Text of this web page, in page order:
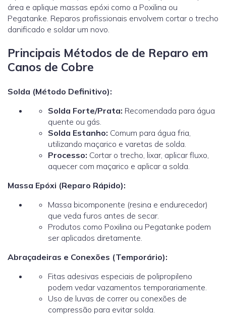
área e aplique massas epóxi como a Poxilina ou
Pegatanke. Reparos profissionais envolvem cortar o trecho
danificado e soldar um novo.
Principais Métodos de de Reparo em
Canos de Cobre
Solda (Método Definitivo):
Solda Forte/Prata: Recomendada para água
quente ou gás.
Solda Estanho: Comum para água fria,
utilizando maçarico e varetas de solda.
Processo: Cortar o trecho, lixar, aplicar fluxo,
aquecer com maçarico e aplicar a solda.
Massa Epóxi (Reparo Rápido):
Massa bicomponente (resina e endurecedor)
que veda furos antes de secar.
Produtos como Poxilina ou Pegatanke podem
ser aplicados diretamente.
Abraçadeiras e Conexões (Temporário):
Fitas adesivas especiais de polipropileno
podem vedar vazamentos temporariamente.
Uso de luvas de correr ou conexões de
compressão para evitar solda.